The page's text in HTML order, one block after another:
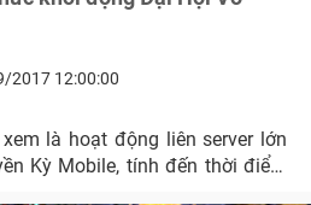
2017 12:00:00
là hoạt động liên server lớn
Kỳ Mobile, tính đến thời điểm